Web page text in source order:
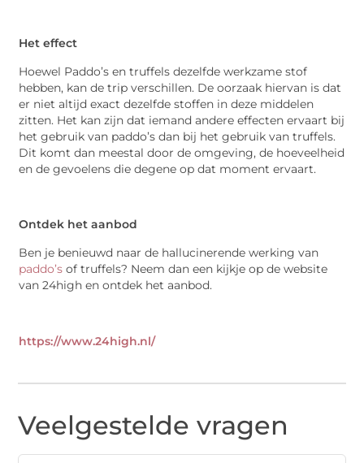
Het effect
Hoewel Paddo’s en truffels dezelfde werkzame stof
hebben, kan de trip verschillen. De oorzaak hiervan is dat
er niet altijd exact dezelfde stoffen in deze middelen
zitten. Het kan zijn dat iemand andere effecten ervaart bij
het gebruik van paddo’s dan bij het gebruik van truffels.
Dit komt dan meestal door de omgeving, de hoeveelheid
en de gevoelens die degene op dat moment ervaart.
Ontdek het aanbod
Ben je benieuwd naar de hallucinerende werking van
paddo’s of truffels? Neem dan een kijkje op de website
van 24high en ontdek het aanbod.
https://www.24high.nl/
Veelgestelde vragen